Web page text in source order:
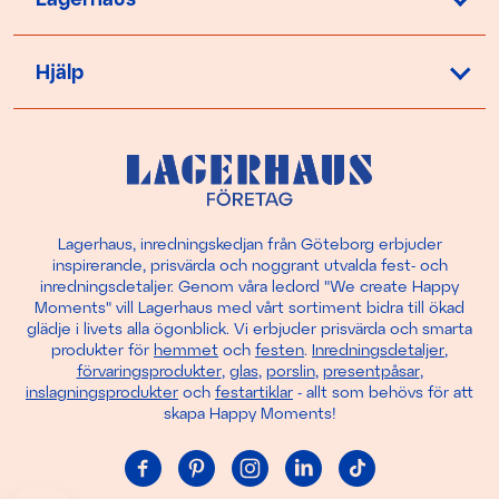
Hjälp
Lagerhaus, inredningskedjan från Göteborg erbjuder
inspirerande, prisvärda och noggrant utvalda fest- och
inredningsdetaljer. Genom våra ledord "We create Happy
Moments" vill Lagerhaus med vårt sortiment bidra till ökad
glädje i livets alla ögonblick. Vi erbjuder prisvärda och smarta
produkter för hemmet och festen. Inredningsdetaljer,
förvaringsprodukter, glas, porslin, presentpåsar,
inslagningsprodukter och festartiklar - allt som behövs för att
skapa Happy Moments!